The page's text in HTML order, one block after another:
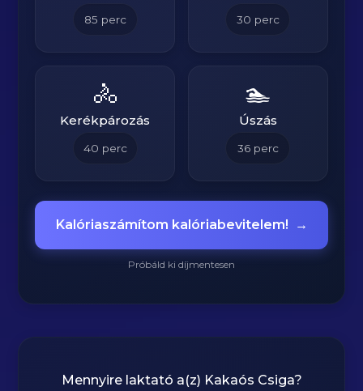
85 perc 30 perc
🚴
Kerékpározás
40 perc
🏊
Úszás
36perc
Kalóriaszámítom kalóriabevitelem! →
Próbáld ki díjmentesen
Mennyire laktató a(z) Kakaós Csiga?